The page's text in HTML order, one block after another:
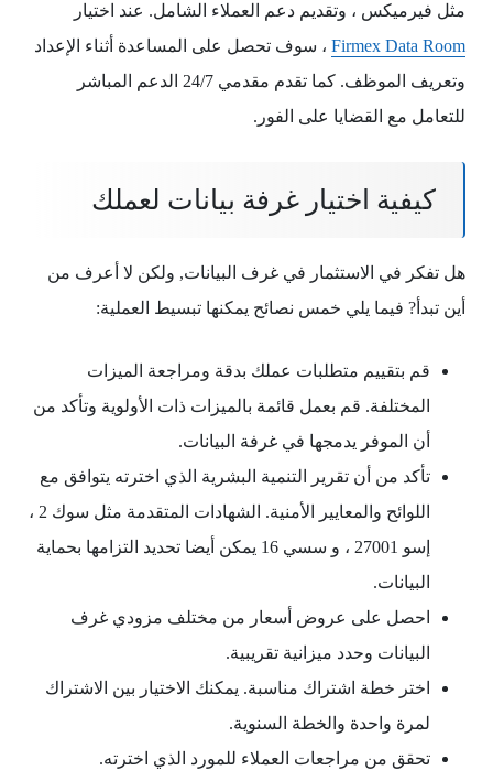
مثل فيرميكس ، وتقديم دعم العملاء الشامل. عند اختيار
Firmex Data Room ، سوف تحصل على المساعدة أثناء الإعداد
وتعريف الموظف. كما تقدم مقدمي 24/7 الدعم المباشر
للتعامل مع القضايا على الفور.
كيفية اختيار غرفة بيانات لعملك
هل تفكر في الاستثمار في غرف البيانات, ولكن لا أعرف من
أين تبدأ? فيما يلي خمس نصائح يمكنها تبسيط العملية:
قم بتقييم متطلبات عملك بدقة ومراجعة الميزات
المختلفة. قم بعمل قائمة بالميزات ذات الأولوية وتأكد من
أن الموفر يدمجها في غرفة البيانات.
تأكد من أن تقرير التنمية البشرية الذي اخترته يتوافق مع
اللوائح والمعايير الأمنية. الشهادات المتقدمة مثل سوك 2 ،
إسو 27001 ، و سسي 16 يمكن أيضا تحديد التزامها بحماية
البيانات.
احصل على عروض أسعار من مختلف مزودي غرف
البيانات وحدد ميزانية تقريبية.
اختر خطة اشتراك مناسبة. يمكنك الاختيار بين الاشتراك
لمرة واحدة والخطة السنوية.
تحقق من مراجعات العملاء للمورد الذي اخترته.